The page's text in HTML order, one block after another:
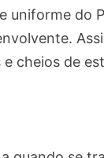
uniforme do
cheios de